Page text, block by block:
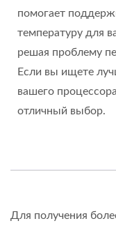
помогает
температуру для
решая проблему
Если вы ищете
вашего
отличный выбор.
Для получения